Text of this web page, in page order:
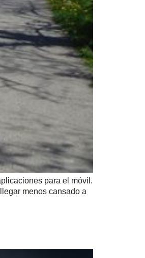
para el móvil.
menos cansado a